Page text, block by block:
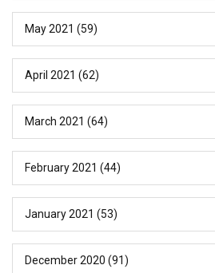
May 2021 (59)
April 2021 (62)
March 2021 (64)
February 2021 (44)
January 2021 (53)
December 2020 (91)